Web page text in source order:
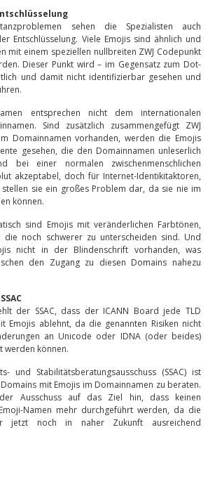
sehen die Spezialisten auch
Entschlüsselung. Viele Emojis sind ähnlich und
mit einem speziellen nullbreiten ZWJ Codepunkt
Dieser Punkt wird – im Gegensatz zum Dot-
und damit nicht identifizierbar gesehen und
entsprechen nicht dem internationalen
Sind zusätzlich zusammengefügt ZWJ
Domainnamen vorhanden, werden die Emojis
gesehen, die den Domainnamen unleserlich
bei einer normalen zwischenmenschlichen
akzeptabel, doch für Internet-Identikitaktoren,
stellen sie ein großes Problem dar, da sie nie im
können.
sind Emojis mit veränderlichen Farbtönen,
die noch schwerer zu unterscheiden sind. Und
nicht in der Blindenschrift vorhanden, was
den Zugang zu diesen Domains nahezu
der SSAC, dass der ICANN Board jede TLD
Emojis ablehnt, da die genannten Risiken nicht
an Unicode oder IDNA (oder beides)
werden können.
und Stabilitätsberatungsausschuss (SSAC) ist
mit Emojis im Domainnamen zu beraten.
Ausschuss auf das Ziel hin, dass keinen
Namen mehr durchgeführt werden, da die
jetzt noch in naher Zukunft ausreichend